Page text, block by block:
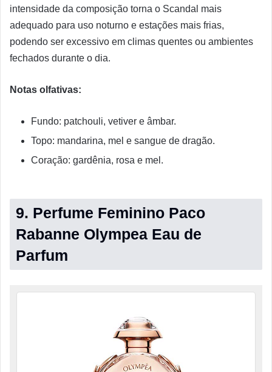
intensidade da composição torna o Scandal mais
adequado para uso noturno e estações mais frias,
podendo ser excessivo em climas quentes ou ambientes
fechados durante o dia.
Notas olfativas:
Fundo: patchouli, vetiver e âmbar.
Topo: mandarina, mel e sangue de dragão.
Coração: gardênia, rosa e mel.
9. Perfume Feminino Paco
Rabanne Olympea Eau de
Parfum